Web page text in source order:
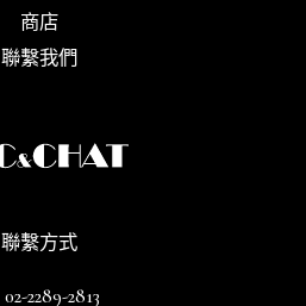
聯繫方式
02-2289-2813
商店
聯繫我們